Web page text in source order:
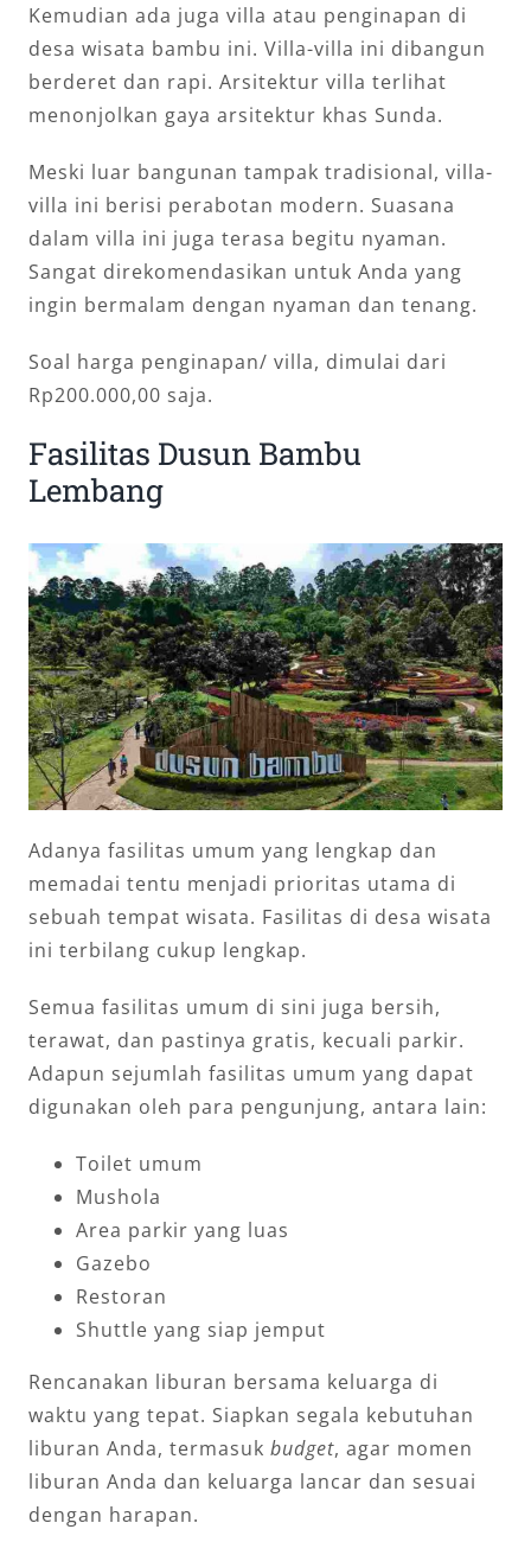
Kemudian ada juga villa atau penginapan di
desa wisata bambu ini. Villa-villa ini dibangun
berderet dan rapi. Arsitektur villa terlihat
menonjolkan gaya arsitektur khas Sunda.
Meski luar bangunan tampak tradisional, villa-
villa ini berisi perabotan modern. Suasana
dalam villa ini juga terasa begitu nyaman.
Sangat direkomendasikan untuk Anda yang
ingin bermalam dengan nyaman dan tenang.
Soal harga penginapan/ villa, dimulai dari
Rp200.000,00 saja.
Fasilitas Dusun Bambu
Lembang
Adanya fasilitas umum yang lengkap dan
memadai tentu menjadi prioritas utama di
sebuah tempat wisata. Fasilitas di desa wisata
ini terbilang cukup lengkap.
Semua fasilitas umum di sini juga bersih,
terawat, dan pastinya gratis, kecuali parkir.
Adapun sejumlah fasilitas umum yang dapat
digunakan oleh para pengunjung, antara lain:
Toilet umum
Mushola
Area parkir yang luas
Gazebo
Restoran
Shuttle yang siap jemput
Rencanakan liburan bersama keluarga di
waktu yang tepat. Siapkan segala kebutuhan
liburan Anda, termasuk budget, agar momen
liburan Anda dan keluarga lancar dan sesuai
dengan harapan.